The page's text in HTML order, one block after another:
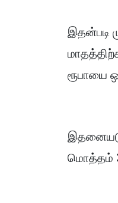
இதன்படி
ரூபாயை
மொத்தம்